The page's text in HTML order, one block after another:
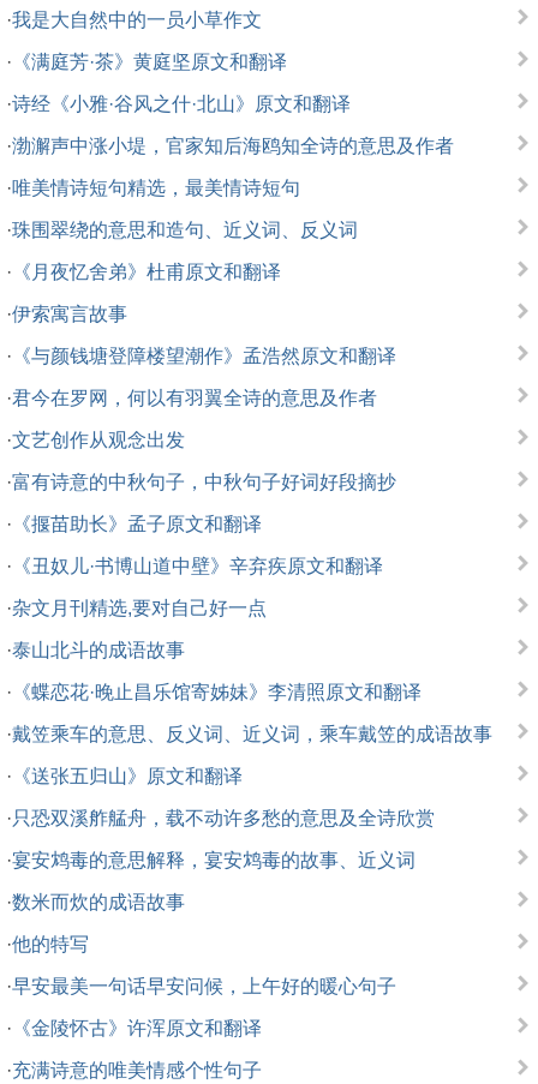
·我是大自然中的一员小草作文
· 《满庭芳·茶》黄庭坚原文和翻译
·诗经《小雅·谷风之什·北山》原文和翻译
·渤澥声中涨小堤，官家知后海鸥知全诗的意思及作者
·唯美情诗短句精选，最美情诗短句
·珠围翠绕的意思和造句、近义词、反义词
· 《月夜忆舍弟》杜甫原文和翻译
·伊索寓言故事
· 《与颜钱塘登障楼望潮作》孟浩然原文和翻译
·君今在罗网，何以有羽翼全诗的意思及作者
·文艺创作从观念出发
·富有诗意的中秋句子，中秋句子好词好段摘抄
· 《揠苗助长》孟子原文和翻译
· 《丑奴儿·书博山道中壁》辛弃疾原文和翻译
·杂文月刊精选,要对自己好一点
·泰山北斗的成语故事
· 《蝶恋花·晚止昌乐馆寄姊妹》李清照原文和翻译
·戴笠乘车的意思、反义词、近义词，乘车戴笠的成语故事
· 《送张五归山》原文和翻译
· 只恐双溪舴艋舟，载不动许多愁的意思及全诗欣赏
·宴安鸩毒的意思解释，宴安鸩毒的故事、近义词
·数米而炊的成语故事
·他的特写
·早安最美一句话早安问候，上午好的暖心句子
· 《金陵怀古》许浑原文和翻译
·充满诗意的唯美情感个性句子